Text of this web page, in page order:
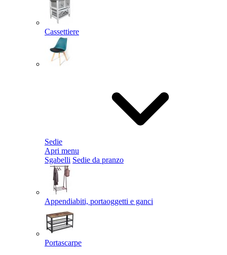
Cassettiere
Sedie
Apri menu
Sgabelli Sedie da pranzo
Appendiabiti, portaoggetti e ganci
Portascarpe